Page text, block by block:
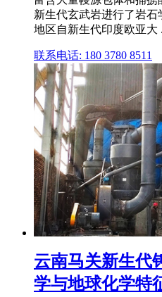
新生代玄武岩进行了岩
地区自新生代印度欧亚大 .
联系电话: 180 3780 8511
云南马关新生代
学与地球化学特